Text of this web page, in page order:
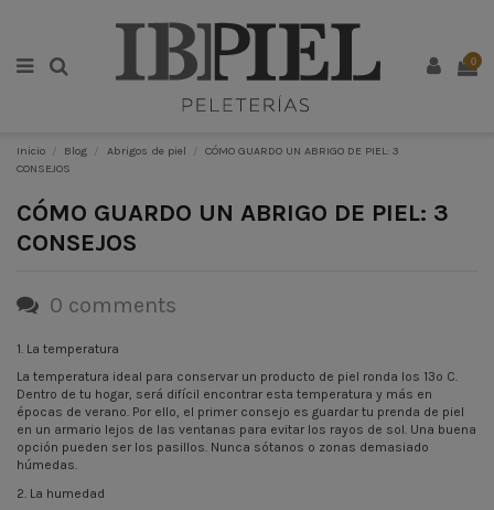
0
Inicio Blog Abrigos de piel
CÓMO GUARDO UN ABRIGO DE PIEL: 3
CONSEJOS
CÓMO GUARDO UN ABRIGO DE PIEL: 3
CONSEJOS
0 comments
1. La temperatura
La temperatura ideal para conservar un producto de piel ronda los 13º C.
Dentro de tu hogar, será difícil encontrar esta temperatura y más en
épocas de verano. Por ello, el primer consejo es guardar tu prenda de piel
en un armario lejos de las ventanas para evitar los rayos de sol. Una buena
opción pueden ser los pasillos. Nunca sótanos o zonas demasiado
húmedas.
2. La humedad